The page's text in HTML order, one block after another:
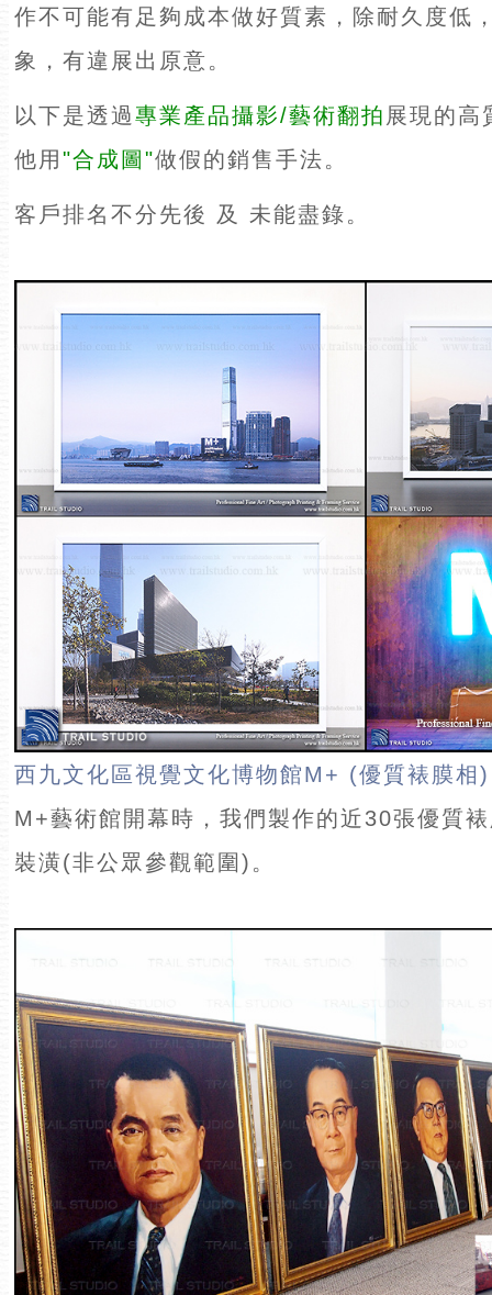
作不可能有足夠成本做好質素，除耐久度低
象，有違展出原意。
以下是透過專業產品攝影/藝術翻拍 展現的高
他用 "合成圖"做假的銷售手法。
客戶排名不分先後 及 未能盡錄。
西九文化區視覺文化博物館M+ (優質裱膜相)
M+藝術館開幕時，我們製作的近30張優質
裝潢(非公眾參觀範圍)。